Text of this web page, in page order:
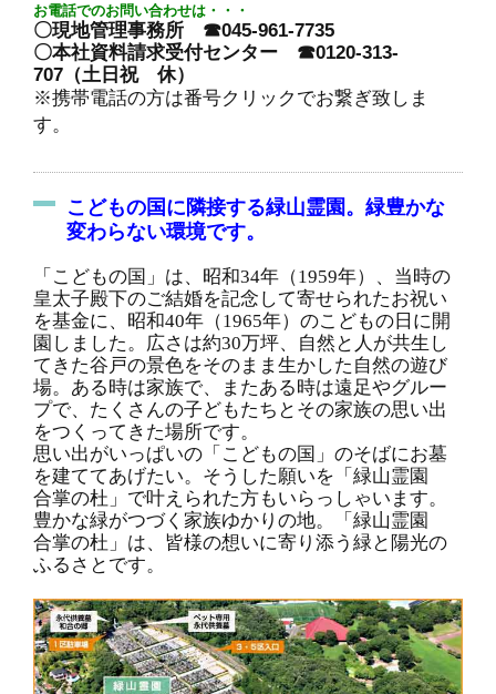
お電話でのお問い合わせは・・・
〇現地管理事務所 ☎045-961-7735
〇本社資料請求受付センター ☎0120-313-
707（土日祝 休）
※携帯電話の方は番号クリックでお繋ぎ致しま
す。
こどもの国に隣接する緑山霊園。緑豊かな
変わらない環境です。
「こどもの国」は、昭和34年（1959年）、当時の
皇太子殿下のご結婚を記念して寄せられたお祝い
を基金に、昭和40年（1965年）のこどもの日に開
園しました。広さは約30万坪、自然と人が共生し
てきた谷戸の景色をそのまま生かした自然の遊び
場。ある時は家族で、またある時は遠足やグルー
プで、たくさんの子どもたちとその家族の思い出
をつくってきた場所です。
思い出がいっぱいの「こどもの国」のそばにお墓
を建ててあげたい。そうした願いを「緑山霊園
合掌の杜」で叶えられた方もいらっしゃいます。
豊かな緑がつづく家族ゆかりの地。「緑山霊園
合掌の杜」は、皆様の想いに寄り添う緑と陽光の
ふるさとです。